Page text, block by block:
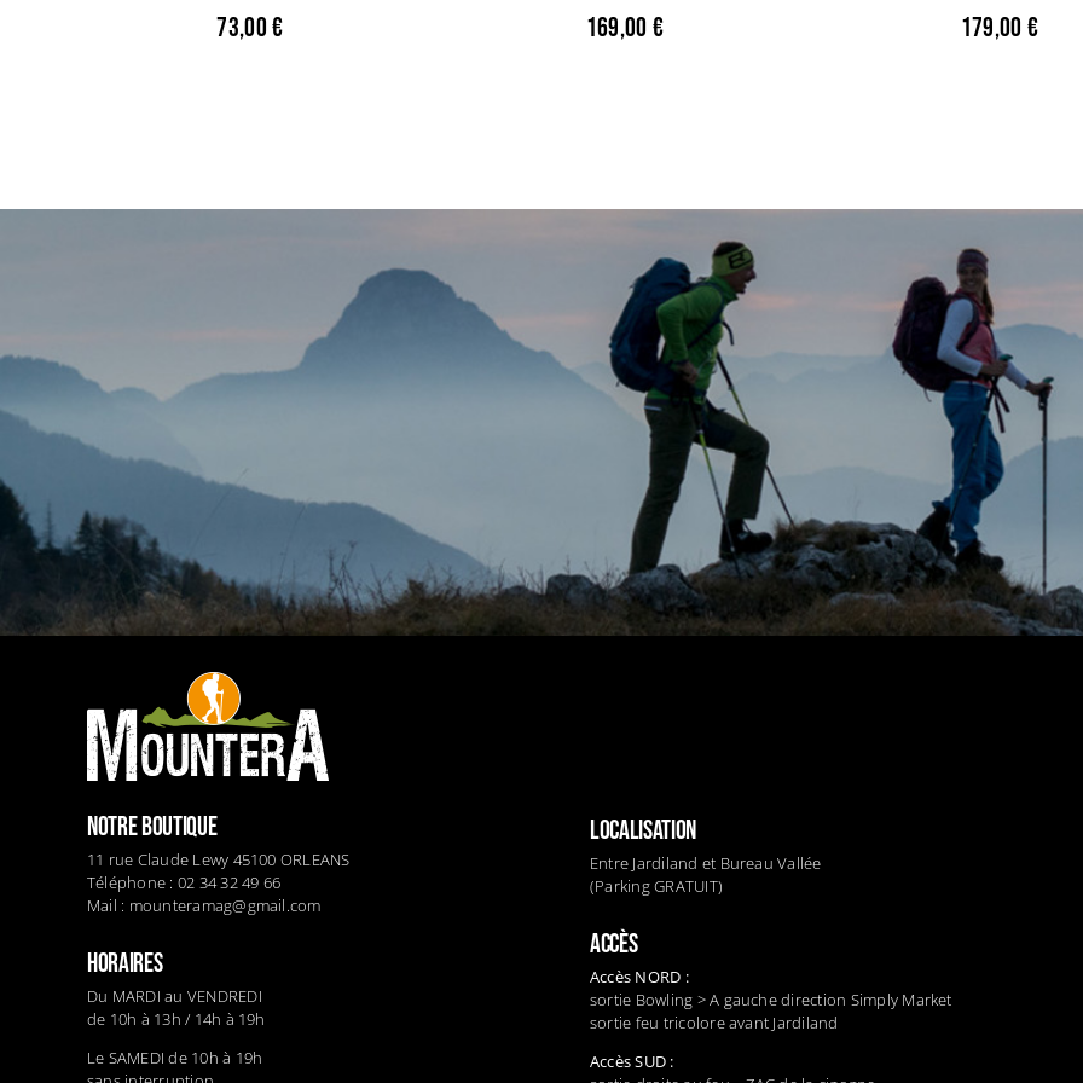
73,00€ 169,00 € 179,00 €
NOTRE BOUTIQUE
11 rue Claude Lewy 45100 ORLEANS
Téléphone : 02 34 32 49 66
Mail : mounteramag@gmail.com
HORAIRES
Du MARDI au VENDREDI
de 10h à 13h / 14h à 19h
Le SAMEDI de 10h à 19h
LOCALISATION
Entre Jardiland et Bureau Vallée
(Parking GRATUIT)
ACCÈS
Accès NORD :
sortie Bowling > A gauche direction Simply Market
sortie feu tricolore avant Jardiland
Accès SUD :